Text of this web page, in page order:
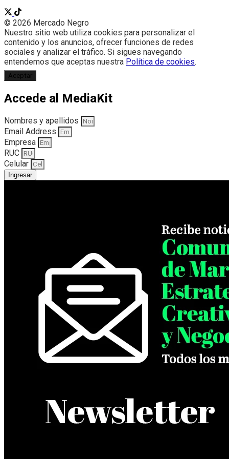
© 2026 Mercado Negro
Nuestro sitio web utiliza cookies para personalizar el
contenido y los anuncios, ofrecer funciones de redes
sociales y analizar el tráfico. Si sigues navegando
entendemos que aceptas nuestra Política de cookies.
Aceptar
Accede al MediaKit
Nombres y apellidos
Email Address
Empresa
RUC
Celular
Ingresar